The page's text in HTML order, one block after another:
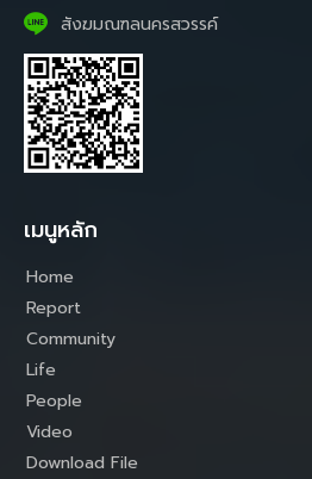
สังฆมณฑลนครสวรรค์
เมนูหลัก
Home
Report
Community
Life
People
Video
Download File